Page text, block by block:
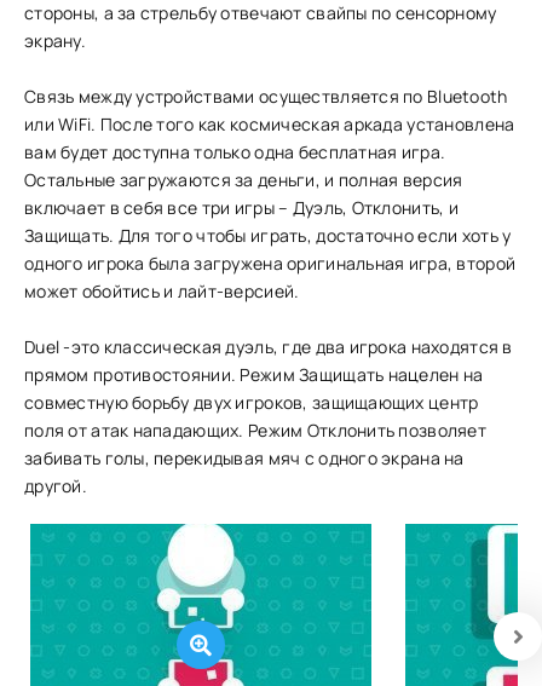
стороны, а за стрельбу отвечают свайпы по сенсорному
экрану.
Связь между устройствами осуществляется по Bluetooth
или WiFi. После того как космическая аркада установлена
вам будет доступна только одна бесплатная игра.
Остальные загружаются за деньги, и полная версия
включает в себя все три игры – Дуэль, Отклонить, и
Защищать. Для того чтобы играть, достаточно если хоть у
одного игрока была загружена оригинальная игра, второй
может обойтись и лайт-версией.
Duel -это классическая дуэль, где два игрока находятся в
прямом противостоянии. Режим Защищать нацелен на
совместную борьбу двух игроков, защищающих центр
поля от атак нападающих. Режим Отклонить позволяет
забивать голы, перекидывая мяч с одного экрана на
другой.